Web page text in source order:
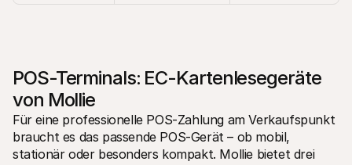
POS-Terminals: EC-Kartenlesegeräte
von Mollie
Für eine professionelle POS-Zahlung am Verkaufspunkt
braucht es das passende POS-Gerät – ob mobil,
stationär oder besonders kompakt. Mollie bietet drei